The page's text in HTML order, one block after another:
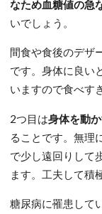
なため血糖値の急
いでしょう。
間食や食後のデザ
です。身体に良い
いますので食べす
2つ目は身体を動
ることです。無理
で少し遠回りして
ます。工夫して積
糖尿病に罹患して